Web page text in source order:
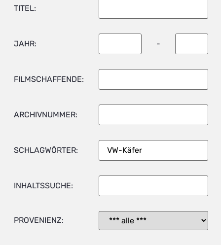
TITEL:
JAHR: -
FILMSCHAFFENDE:
ARCHIVNUMMER:
SCHLAGWÖRTER:
INHALTSSUCHE:
PROVENIENZ: